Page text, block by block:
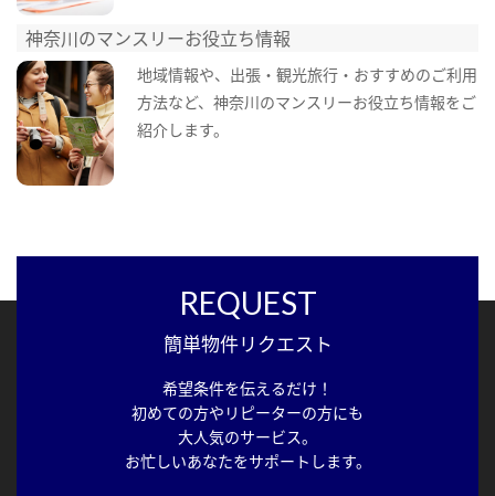
神奈川のマンスリーお役立ち情報
地域情報や、出張・観光旅行・おすすめのご利用
方法など、神奈川のマンスリーお役立ち情報をご
紹介します。
REQUEST
簡単物件リクエスト
希望条件を伝えるだけ！
初めての方やリピーターの方にも
大人気のサービス。
お忙しいあなたをサポートします。